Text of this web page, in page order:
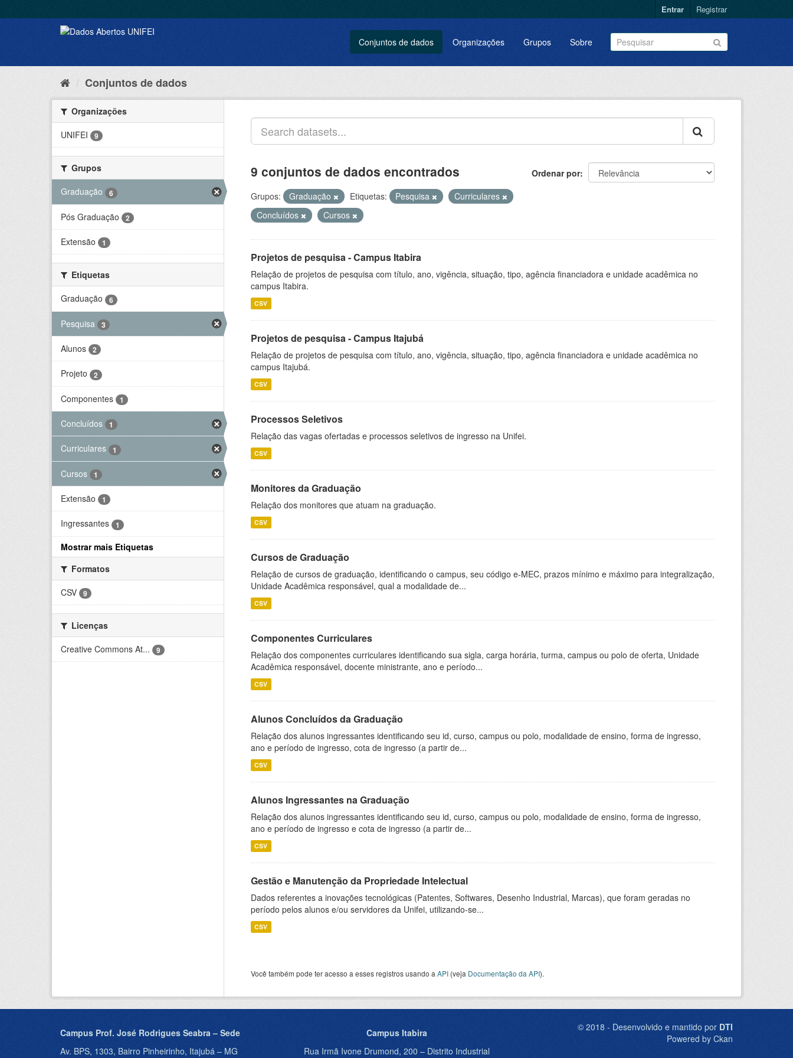
Entrar Registrar
Conjuntos de dados Organizações Grupos Sobre
Conjuntos de dados
Organizações
UNIFEI
9
Grupos
Graduação
6
Pós Graduação 2
Extensão 1
Etiquetas
Graduação
6
Pesquisa 3
Alunos 2
Projeto 2
Componentes 1
Concluídos 1
Curriculares 1
Cursos 1
Extensão 1
Ingressantes 1
Mostrar mais Etiquetas
Formatos
CSV
9
Licenças
Creative Commons At...
9
Ordenar por
9 conjuntos de dados encontrados
Grupos: Graduação Etiquetas: Pesquisa
Curriculares
Concluídos
Cursos
Projetos de pesquisa - Campus Itabira
Relação de projetos de pesquisa com título, ano, vigência, situação, tipo, agência financiadora e unidade acadêmica no
campus Itabira.
CSV
Projetos de pesquisa - Campus Itajubá
Relação de projetos de pesquisa com título, ano, vigência, situação, tipo, agência financiadora e unidade acadêmica no
campus Itajubá.
CSV
Processos Seletivos
Relação das vagas ofertadas e processos seletivos de ingresso na Unifei.
CSV
Monitores da Graduação
Relação dos monitores que atuam na graduação.
CSV
Cursos de Graduação
Relação de cursos de graduação, identificando o campus, seu código e-MEC, prazos mínimo e máximo para integralização,
Unidade Acadêmica responsável, qual a modalidade de...
CSV
Componentes Curriculares
Relação dos componentes curriculares identificando sua sigla, carga horária, turma, campus ou polo de oferta, Unidade
Acadêmica responsável, docente ministrante, ano e período...
CSV
Alunos Concluídos da Graduação
Relação dos alunos ingressantes identificando seu id, curso, campus ou polo, modalidade de ensino, forma de ingresso,
ano e período de ingresso, cota de ingresso (a partir de...
CSV
Alunos Ingressantes na Graduação
Relação dos alunos ingressantes identificando seu id, curso, campus ou polo, modalidade de ensino, forma de ingresso,
ano e período de ingresso e cota de ingresso (a partir de...
CSV
Gestão e Manutenção da Propriedade Intelectual
Dados referentes a inovações tecnológicas (Patentes, Softwares, Desenho Industrial, Marcas), que foram geradas no
período pelos alunos e/ou servidores da Unifei, utilizando-se...
CSV
Você também pode ter acesso a esses registros usando a API (veja Documentação da API).
Campus Prof. José Rodrigues Seabra – Sede
Av. BPS, 1303, Bairro Pinheirinho, Itajubá – MG
Campus Itabira
Rua Irmã Ivone Drumond, 200 – Distrito Industrial
© 2018 - Desenvolvido e mantido por DTI
Powered by Ckan